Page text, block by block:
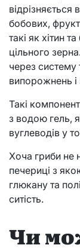
відрізняється
бобових,
такі як хітин
цільного
через систему
випорожнень
Такі
з водою гель,
вуглеводів у
Хоча гриби не
печериці з
глюкану та
ситість.
Чи